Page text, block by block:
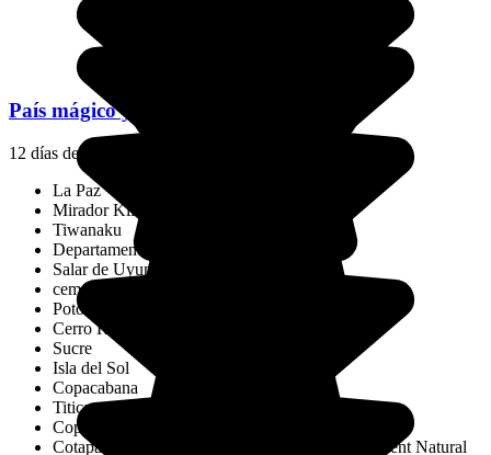
País mágico y diverso
12 días desde
La Paz
Mirador Killi-Killi
Tiwanaku
Departamento de La Paz
Salar de Uyuni
cementerio de trenes
Potosí
Cerro Rico
Sucre
Isla del Sol
Copacabana
Titicaca
Copacabana
Cotapata National Park and Integrated Management Natural